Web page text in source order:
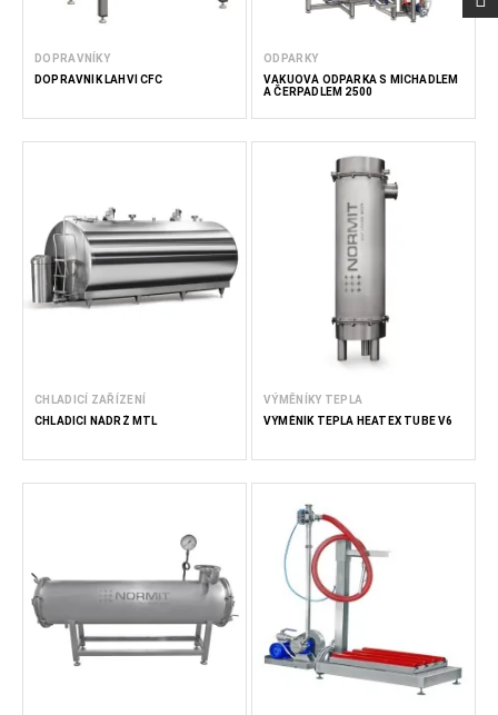
DOPRAVNÍKY
DOPRAVNÍK LAHVÍ CFC
ODPARKY
VAKUOVÁ ODPARKA S MÍCHADLEM
A ČERPADLEM 2500
CHLADICÍ ZAŘÍZENÍ
CHLADICÍ NÁDRŽ MTL
VÝMĚNÍKY TEPLA
VÝMĚNÍK TEPLA HEATEX TUBE V6